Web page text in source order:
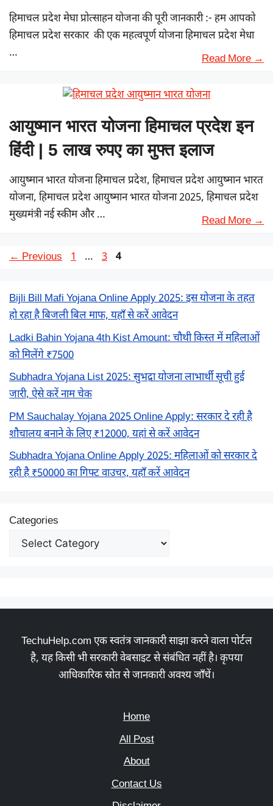
हिमाचल प्रदेश मेघा प्रोत्साहन योजना की पूरी जानकारी :- हम आपको
हिमाचल प्रदेश सरकार की एक महत्वपूर्ण योजना हिमाचल प्रदेश मेधा
…
Read More →
आयुष्मान भारत योजना हिमाचल प्रदेश इन
हिंदी | 5 लाख रुपए का मुफ्त इलाज
आयुष्मान भारत योजना हिमाचल प्रदेश, हिमाचल प्रदेश आयुष्मान भारत
योजना, हिमाचल प्रदेश आयुष्मान भारत योजना 2025, हिमाचल प्रदेश
मुख्यमंत्री नई स्कीम और …
Read More →
←Previous Page
1 … Page
3 Page
4
Bijli Bill Mafi Yojana Online Apply 2025: इस योजना के तहत
हो रहा है बिजली बिल माफ, यहाँ से करें आवेदन
Ladki Bahin Yojana 4th Kist Amount: चौथी किस्त में महिलाओं
को मिलेंगे ₹7500
Subhadra Yojana List 2025: सुभद्रा योजना लाभार्थी सूची हुई
जारी, ऐसे करें नाम चेक
PM Sauchalay Yojana 2025 Online Apply: सरकार दे रही है
शौचालय बनाने के लिए ₹12000, यहां से करें आवेदन
Subhadra Yojana Online Apply 2025: महिलाओं को सरकार दे
रही है ₹50000 का गिफ्ट वाउचर, यहाँ करें आवेदन
Categories
TechuHelp.com एक स्वतंत्र जानकारी साझा करने वाला पोर्टल
है, यह किसी भी सरकारी वेबसाइट से संबंधित नहीं है। कृपया
आधिकारिक स्रोत से जानकारी अवश्य जाँचें।
Home
All Post
About
Contact Us